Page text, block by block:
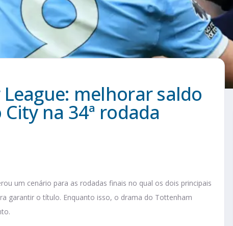
melhorar saldo
na 34ª rodada
um cenário para as rodadas finais no qual os dois principais
garantir o título. Enquanto isso, o drama do Tottenham